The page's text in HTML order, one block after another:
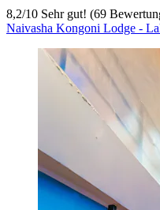
8,2/10 Sehr gut! (69
Naivasha Kongoni Lodge -